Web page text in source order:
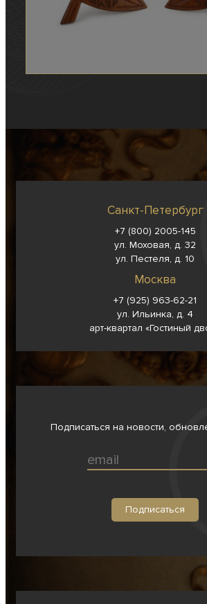
Санкт-Петербург
+7 (800) 2005-145
ул. Моховая, д. 32
ул. Пестеля, д. 10
Москва
+7 (925) 963-62-21
ул. Ильинка, д. 4
арт-квартал «Гостиный
Подписаться на новости,